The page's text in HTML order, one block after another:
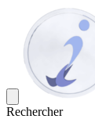
Rechercher